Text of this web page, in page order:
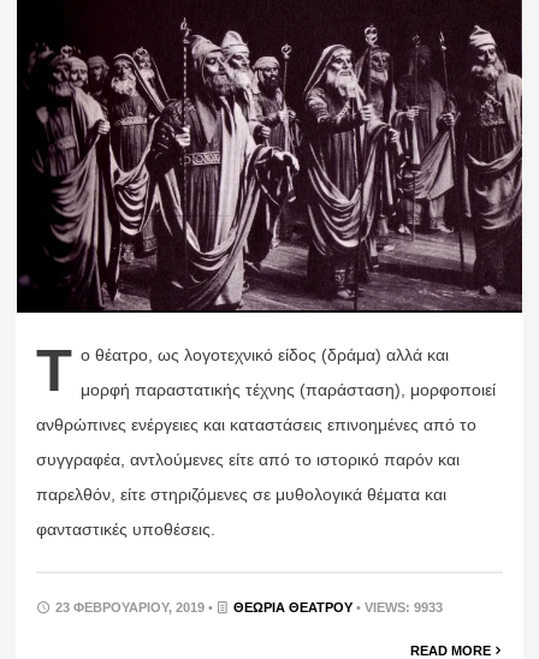
Τ ο θέατρο, ως λογοτεχνικό είδος (δράμα) αλλά και
μορφή παραστατικής τέχνης (παράσταση), μορφοποιεί
ανθρώπινες ενέργειες και καταστάσεις επινοημένες από το
συγγραφέα, αντλούμενες είτε από το ιστορικό παρόν και
παρελθόν, είτε στηριζόμενες σε μυθολογικά θέματα και
φανταστικές υποθέσεις.
23 ΦΕΒΡΟΥΑΡΊΟΥ, 2019 • ΘΕΩΡΊΑ ΘΕΆΤΡΟΥ • VIEWS: 9933
READ MORE